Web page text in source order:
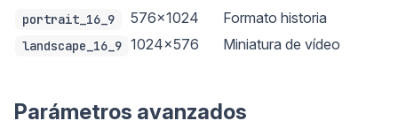
portrait_16_9 576×1024 Formato historia
landscape_16_9 1024×576 Miniatura de vídeo
Parámetros avanzados